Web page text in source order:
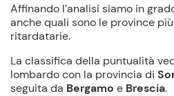
Affinando l’analisi siamo in
anche quali sono le province
ritardatarie.
La classifica della puntualità
lombardo con la provincia di
seguita da Bergamo e Brescia.